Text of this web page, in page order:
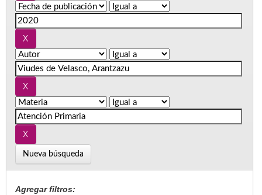
Nueva búsqueda
Agregar filtros: